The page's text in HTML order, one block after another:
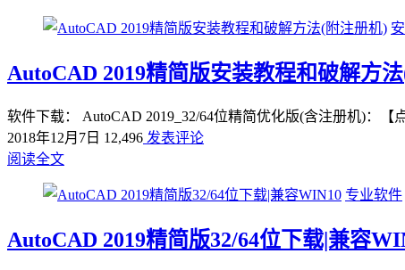
AutoCAD 2019精简版安装教程和破解方
软件下载： AutoCAD 2019_32/64位精简优化版(含注册机)：
2018年12月7日 12,496 发表评论
阅读全文
专业软件
AutoCAD 2019精简版32/64位下载|兼容